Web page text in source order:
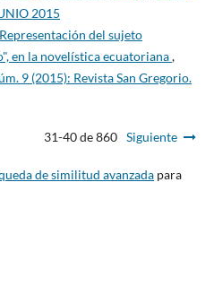
2015
Representación del sujeto
en la novelística ecuatoriana,
9 (2015): Revista San Gregorio.
31-40 de 860 Siguiente
de similitud avanzadapara